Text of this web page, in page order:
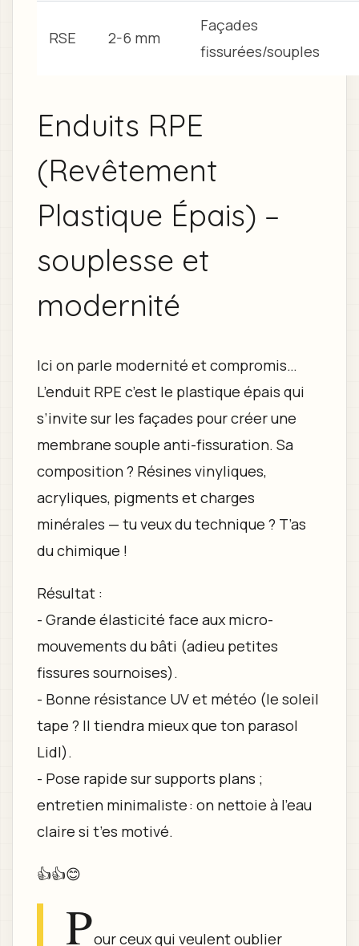
RSE 2-6 mm
Façades
fissurées/souples
Enduits RPE
(Revêtement
Plastique Épais) –
souplesse et
modernité
Ici on parle modernité et compromis…
L’enduit RPE c’est le plastique épais qui
s’invite sur les façades pour créer une
membrane souple anti-fissuration. Sa
composition ? Résines vinyliques,
acryliques, pigments et charges
minérales — tu veux du technique ? T’as
du chimique !
Résultat :
- Grande élasticité face aux micro-
mouvements du bâti (adieu petites
fissures sournoises).
- Bonne résistance UV et météo (le soleil
tape ? Il tiendra mieux que ton parasol
Lidl).
- Pose rapide sur supports plans ;
entretien minimaliste : on nettoie à l’eau
claire si t’es motivé.
👍👍😊
Pour ceux qui veulent oublier